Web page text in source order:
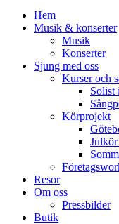
Hem
Musik & konserter
Musik
Konserter
Sjung med oss
Kurser och
Solist
Körprojekt
Resor
Om oss
Pressbilder
Butik